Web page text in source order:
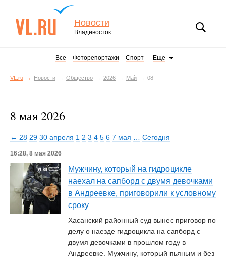
Новости
Владивосток
Все Фоторепортажи Спорт Еще
VL.ru Новости Общество 2026 Май 08
8 мая 2026
← 28 29 30 апреля 1 2 3 4 5 6 7 мая Сегодня
16:28, 8 мая 2026
Мужчину, который на гидроцикле
наехал на сапборд с двумя девочками
в Андреевке, приговорили к условному
сроку
Хасанский районный суд вынес приговор по
делу о наезде гидроцикла на сапборд с
двумя девочками в прошлом году в
Андреевке. Мужчину, который пьяным и без